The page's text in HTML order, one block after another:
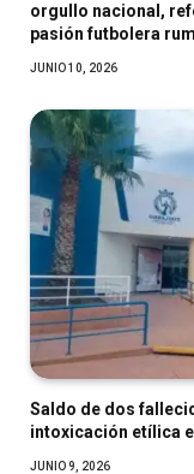
orgullo nacional,
pasión futbolera
JUNIO 10, 2026
Saldo de dos
intoxicación etílica
JUNIO 9, 2026